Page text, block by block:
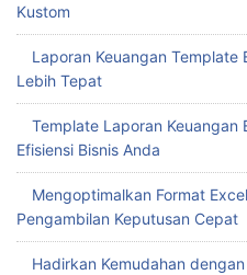
Kustom
Laporan Keuangan Template
Lebih Tepat
Template Laporan
Efisiensi Bisnis Anda
Mengoptimalkan Format
Pengambilan Keputusan Cepat
Hadirkan Kemudahan